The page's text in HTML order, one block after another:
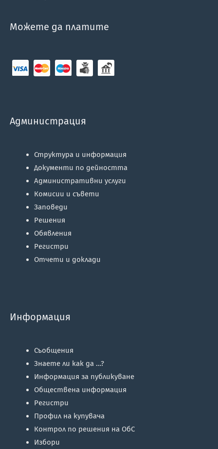
Можете да платите
Администрация
Структура и информация
Документи по дейността
Административни услуги
Комисии и съвети
Заповеди
Решения
Обявления
Регистри
Отчети и доклади
Информация
Съобщения
Знаете ли как да …?
Информация за публикуване
Обществена информация
Регистри
Профил на купувача
Контрол по решения на ОбС
Избори